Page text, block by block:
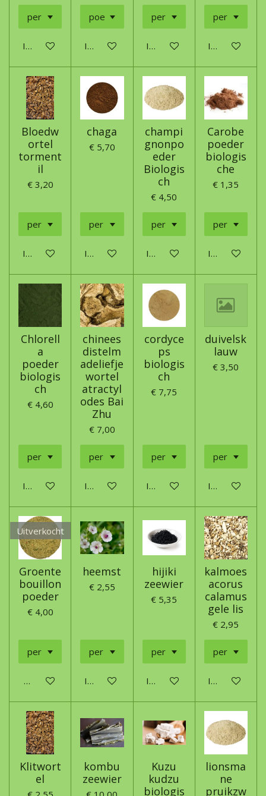
In winkelwagen In winkelwagen In winkelwagenIn
Bloedw
ortel
torment
il
€ 3,20
In winkelwagen
chaga
€ 5,70
In winkelwagen
champi
gnonpo
eder
Biologis
ch
€ 4,50
In winkelwagen
Carobe
poeder
biologis
che
€ 1,35
In
Chlorell
a
poeder
biologis
ch
€ 4,60
In winkelwagen
chinees
distelm
adeliefje
wortel
atractyl
odes Bai
Zhu
€ 7,00
In winkelwagen
cordyce
ps
biologis
ch
€ 7,75
In winkelwagen
duivelsk
lauw
€ 3,50
In
Uitverkocht
Groente
bouillon
poeder
€ 4,00
Houd mij op de hoogte
heemst
€ 2,55
In winkelwagen
hijiki
zeewier
€ 5,35
In winkelwagen
kalmoes
acorus
calamus
gele lis
€ 2,95
In
Klitwort
el
kombu
zeewier
Kuzu
kudzu
biologis
lionsma
ne
pruikzw